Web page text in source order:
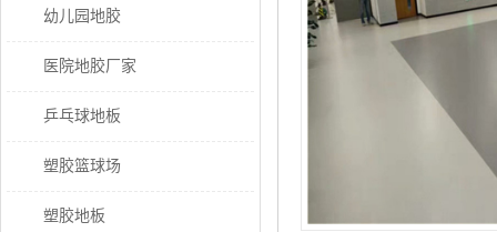
幼儿园地胶
医院地胶厂家
乒乓球地板
塑胶篮球场
塑胶地板